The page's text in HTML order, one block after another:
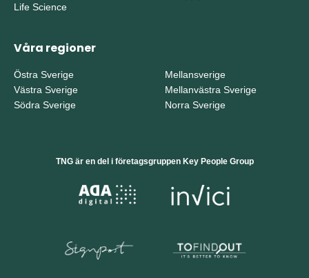
Life Science
Våra regioner
Östra Sverige
Västra Sverige
Södra Sverige
Mellansverige
Mellanvästra Sverige
Norra Sverige
TNG är en del i företagsgruppen Key People Group